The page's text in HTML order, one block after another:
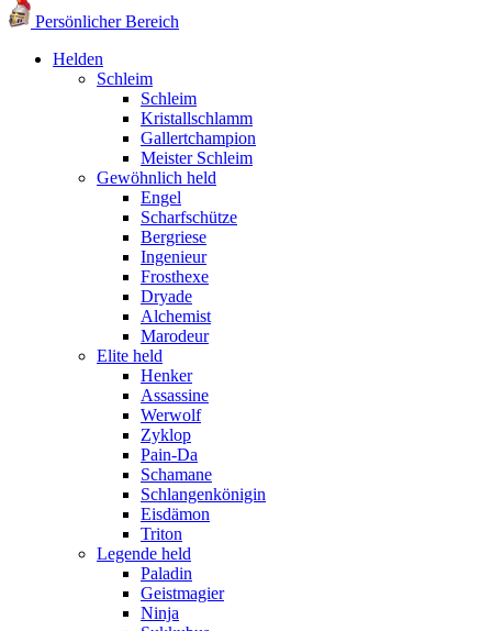
Persönlicher Bereich
Helden
Schleim
Schleim
Kristallschlamm
Gallertchampion
Meister Schleim
Gewöhnlich held
Engel
Scharfschütze
Bergriese
Ingenieur
Frosthexe
Dryade
Alchemist
Marodeur
Elite held
Henker
Assassine
Werwolf
Zyklop
Pain-Da
Schamane
Schlangenkönigin
Eisdämon
Triton
Legende held
Paladin
Geistmagier
Ninja